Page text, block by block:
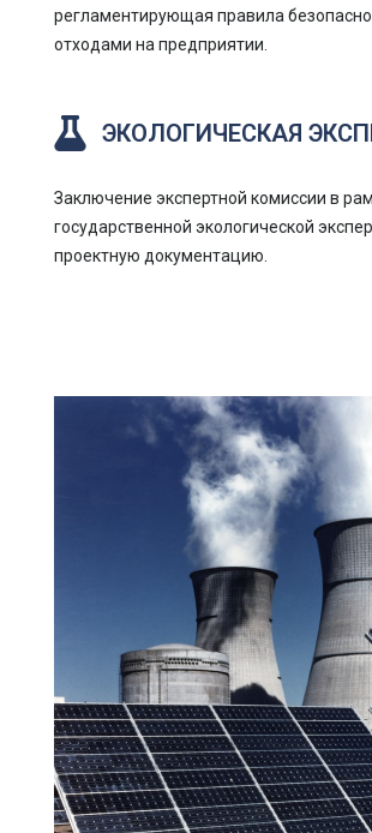
регламентирующая правила
отходами на предприятии.
ЭКОЛОГИЧЕСКАЯ
Заключение экспертной комиссии в
государственной экологической
проектную документацию.